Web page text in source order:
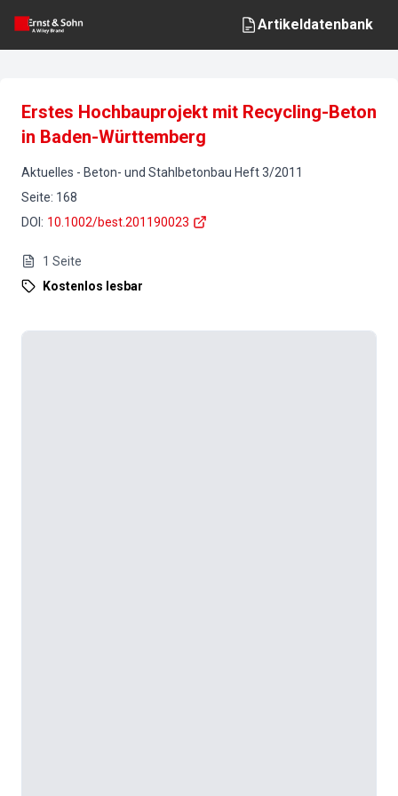
Artikeldatenbank
Erstes Hochbauprojekt mit Recycling-Beton
in Baden-Württemberg
Aktuelles - Beton- und Stahlbetonbau Heft3/2011
Seite: 168
DOI : 10.1002/best.201190023
1 Seite
Kostenlos lesbar